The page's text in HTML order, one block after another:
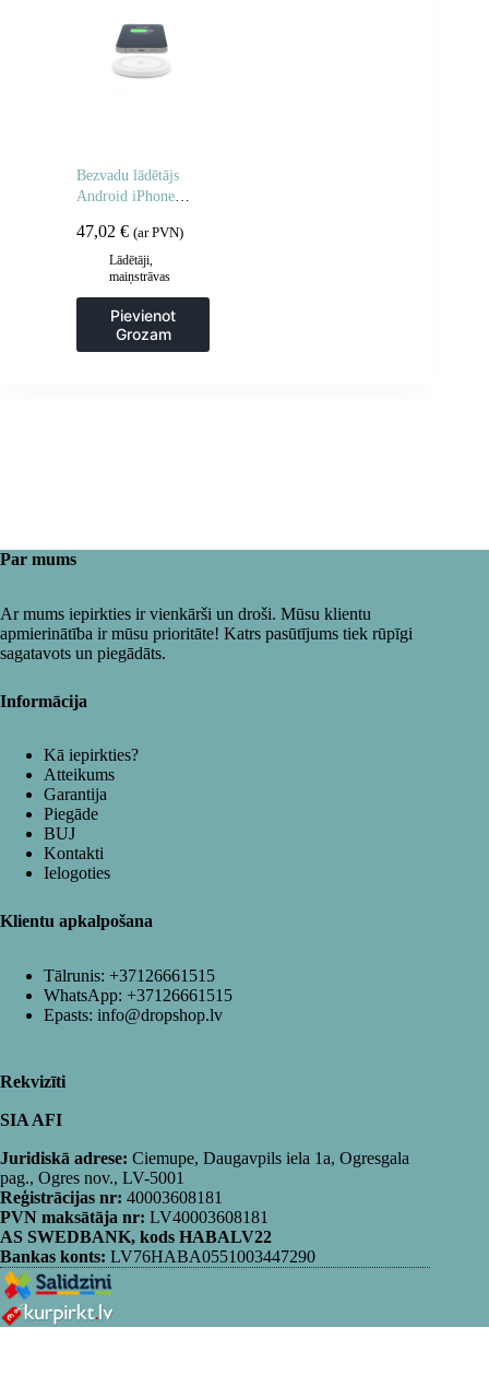
Bezvadu lādētājs
Android iPhone
balts
47,02 € (ar PVN)
Lādētāji,
maiņstrāvas
Pievienot
Grozam
Par mums
Ar mums iepirkties ir vienkārši un droši. Mūsu klientu
apmierinātība ir mūsu prioritāte! Katrs pasūtījums tiek rūpīgi
sagatavots un piegādāts.
Informācija
Kā iepirkties?
Atteikums
Garantija
Piegāde
BUJ
Kontakti
Ielogoties
Klientu apkalpošana
Tālrunis: +37126661515
WhatsApp: +37126661515
Epasts: info@dropshop.lv
Rekvizīti
SIA AFI
Juridiskā adrese: Ciemupe, Daugavpils iela 1a, Ogresgala
pag., Ogres nov., LV-5001
Reģistrācijas nr: 40003608181
PVN maksātāja nr: LV40003608181
AS SWEDBANK, kods HABALV22
Bankas konts: LV76HABA0551003447290